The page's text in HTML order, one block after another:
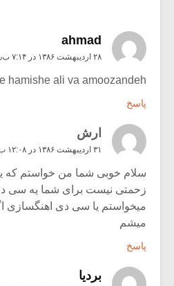
ahmad
۲۸ اردیبهشت ۱۳۸۶ در ۷:۱۴ ب٫ظ
hamishe ali va amoozandeh
پاسخ
ارش
۳۱ اردیبهشت ۱۳۸۶ در ۱۲:۰۸ ب٫ظ
سلام خوبی شما من خواستم که
زحمتی نیست برای شما یه سی
میخواستم یا سی دی اهنگسازی
میشم
پاسخ
بردیا